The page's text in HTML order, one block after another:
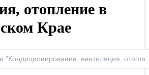
отопление в
Крае